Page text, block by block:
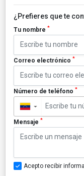
¿Prefieres que te
Tu nombre *
Correo electrónico *
Número de teléfono *
▼
Mensaje *
Acepto recibir